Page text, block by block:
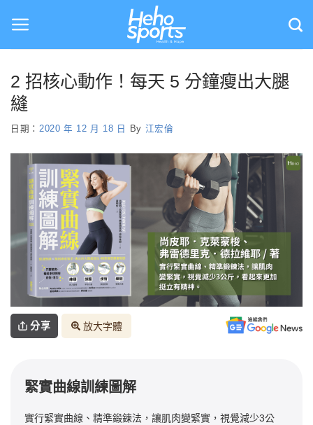
content
2 招核心動作！每天 5 分鐘瘦出大腿
縫
日期： 2020 年 12 月 18 日 By 江宏倫
分享 放大字體
緊實曲線訓練圖解
實行緊實曲線、精準鍛鍊法，讓肌肉變緊實，視覺減少3公